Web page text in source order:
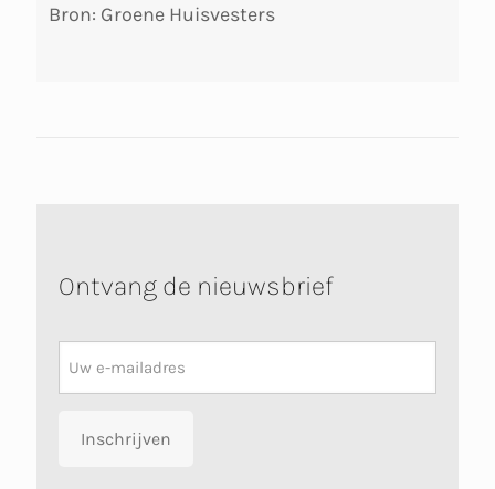
Bron: Groene Huisvesters
Ontvang de nieuwsbrief
Inschrijven